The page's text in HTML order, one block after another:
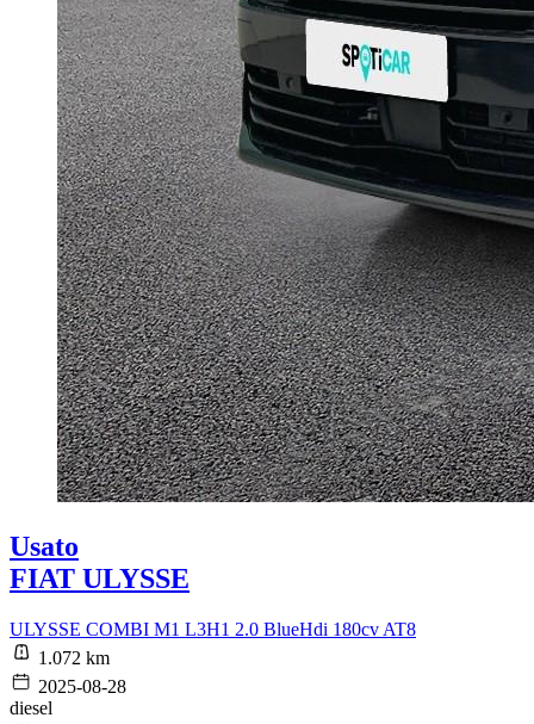
Usato
FIAT ULYSSE
ULYSSE COMBI M1 L3H1 2.0 BlueHdi 180cv AT8
1.072 km
2025-08-28
diesel